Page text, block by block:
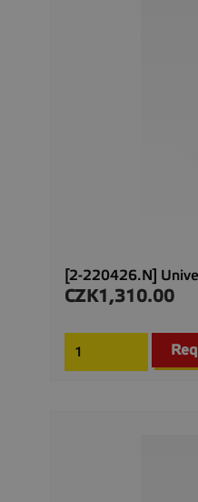
[2-220426.N]
Price
CZK1,310.00